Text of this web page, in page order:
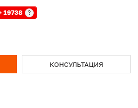
19738 ?
КОНСУЛЬТАЦИЯ